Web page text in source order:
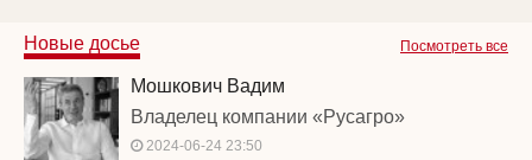
Посмотреть все
Новые досье
Мошкович Вадим
Владелец компании «Русагро»
2024-06-24 23:50